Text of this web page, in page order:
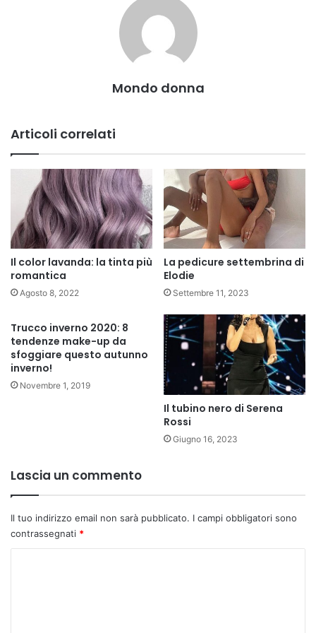
Mondo donna
Articoli correlati
Il color lavanda: la tinta più
romantica
Agosto 8, 2022
La pedicure settembrina di
Elodie
Settembre 11, 2023
Trucco inverno 2020: 8
tendenze make-up da
sfoggiare questo autunno
inverno!
Novembre 1, 2019
Il tubino nero di Serena
Rossi
Giugno 16, 2023
Lascia un commento
Il tuo indirizzo email non sarà pubblicato. I campi obbligatori sono
contrassegnati *